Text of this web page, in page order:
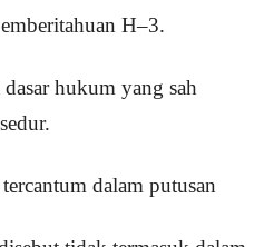
H–3.
hukum yang sah
dalam putusan